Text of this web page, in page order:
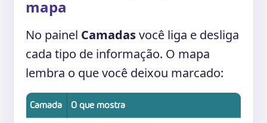
mapa
No painel Camadasvocê liga e desliga
cada tipo de informação. O mapa
lembra o que você deixou marcado:
Camada O que mostra